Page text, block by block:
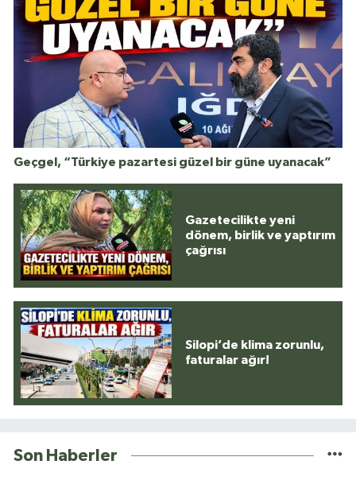
Geçgel, “Türkiye pazartesi güzel bir güne uyanacak”
Gazetecilikte yeni
dönem, birlik ve yaptırım
çağrısı
Silopi’de klima zorunlu,
faturalar ağır!
Son Haberler